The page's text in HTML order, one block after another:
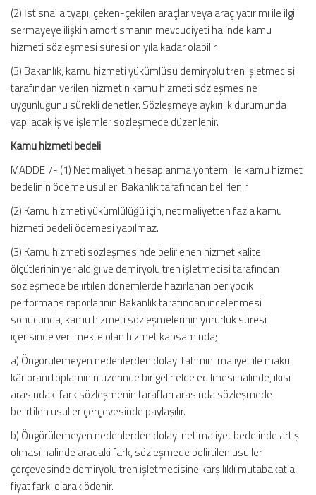
(2) İstisnai altyapı, çeken-çekilen araçlar veya araç yatırımı ile ilgili
sermayeye ilişkin amortismanın mevcudiyeti halinde kamu
hizmeti sözleşmesi süresi on yıla kadar olabilir.
(3) Bakanlık, kamu hizmeti yükümlüsü demiryolu tren işletmecisi
tarafından verilen hizmetin kamu hizmeti sözleşmesine
uygunluğunu sürekli denetler. Sözleşmeye aykırılık durumunda
yapılacak iş ve işlemler sözleşmede düzenlenir.
Kamu hizmeti bedeli
MADDE 7- (1) Net maliyetin hesaplanma yöntemi ile kamu hizmet
bedelinin ödeme usulleri Bakanlık tarafından belirlenir.
(2) Kamu hizmeti yükümlülüğü için, net maliyetten fazla kamu
hizmeti bedeli ödemesi yapılmaz.
(3) Kamu hizmeti sözleşmesinde belirlenen hizmet kalite
ölçütlerinin yer aldığı ve demiryolu tren işletmecisi tarafından
sözleşmede belirtilen dönemlerde hazırlanan periyodik
performans raporlarının Bakanlık tarafından incelenmesi
sonucunda, kamu hizmeti sözleşmelerinin yürürlük süresi
içerisinde verilmekte olan hizmet kapsamında;
a) Öngörülemeyen nedenlerden dolayı tahmini maliyet ile makul
kâr oranı toplamının üzerinde bir gelir elde edilmesi halinde, ikisi
arasındaki fark sözleşmenin tarafları arasında sözleşmede
belirtilen usuller çerçevesinde paylaşılır.
b) Öngörülemeyen nedenlerden dolayı net maliyet bedelinde artış
olması halinde aradaki fark, sözleşmede belirtilen usuller
çerçevesinde demiryolu tren işletmecisine karşılıklı mutabakatla
fiyat farkı olarak ödenir.